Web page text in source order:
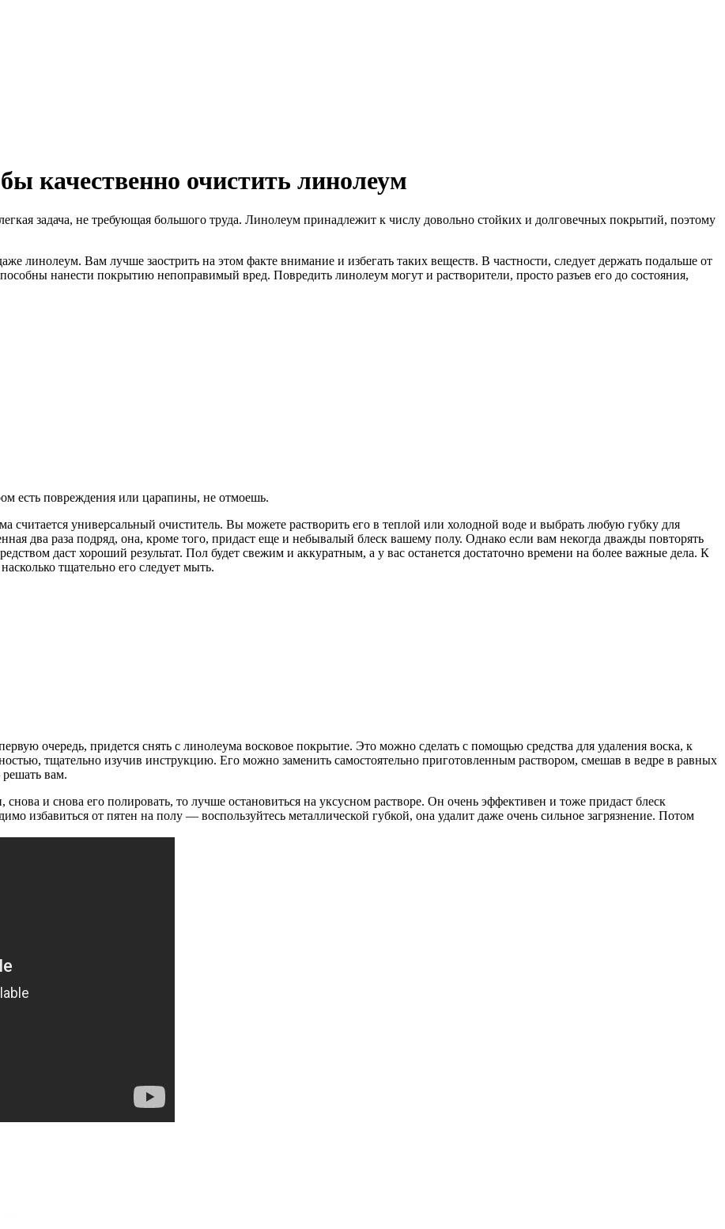
качественно очистить линолеум
задача, не требующая большого труда. Линолеум принадлежит к числу довольно стойких и долговечных покрытий, поэтому
линолеум. Вам лучше заострить на этом факте внимание и избегать таких веществ. В частности, следует держать подальше от
нанести покрытию непоправимый вред. Повредить линолеум могут и растворители, просто разъев его до состояния,
есть повреждения или царапины, не отмоешь.
считается универсальный очиститель. Вы можете растворить его в теплой или холодной воде и выбрать любую губку для
два раза подряд, она, кроме того, придаст еще и небывалый блеск вашему полу. Однако если вам некогда дважды повторять
даст хороший результат. Пол будет свежим и аккуратным, а у вас останется достаточно времени на более важные дела. К
тщательно его следует мыть.
очередь, придется снять с линолеума восковое покрытие. Это можно сделать с помощью средства для удаления воска, к
тщательно изучив инструкцию. Его можно заменить самостоятельно приготовленным раствором, смешав в ведре в равных
вам.
и снова его полировать, то лучше остановиться на уксусном растворе. Он очень эффективен и тоже придаст блеск
избавиться от пятен на полу — воспользуйтесь металлической губкой, она удалит даже очень сильное загрязнение. Потом